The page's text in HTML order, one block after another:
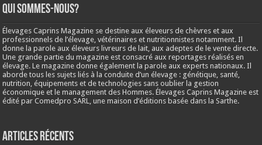
Qui sommes-nous?
Élevages Caprins Magazine se destine aux éleveurs de chèvres et aux
professionnels de l’élevage, vétérinaires et nutritionnistes notamment. Il
donne la parole aux éleveurs livreurs de lait, aux adeptes de le vente directe.
Une grande partie du magazine est consacré aux reportages réalisés en
élevage. Le magazine donne également la parole aux experts nationaux. Il
aborde tous les sujets liés à la conduite d’un élevage : génétique, santé,
nutrition, équipements et de technologies sans oublier la gestion
économique et le management des Hommes. Élevages Caprins Magazine est
édité par Comedpro SARL, une maison d’éditions basée dans la Sarthe.
Articles récents